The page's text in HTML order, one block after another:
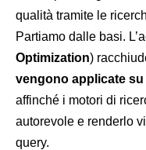
qualità tramite le
Partiamo dalle basi.
Optimization)
vengono applicate
affinché i motori di
autorevole e renderlo
query.